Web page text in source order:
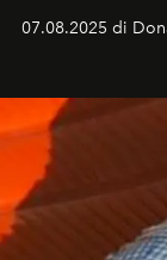
07.08.2025 di